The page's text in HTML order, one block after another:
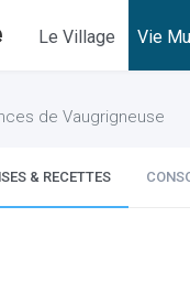
Le Village Vie
de Vaugrigneuse
& RECETTES